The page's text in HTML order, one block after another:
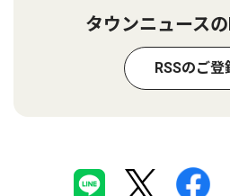
タウンニュース
RSSのご登